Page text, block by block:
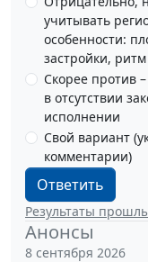
учитывать
особенности:
застройки,
Скорее против
в отсутствии
исполнении
Свой вариант
комментарии)
Ответить
Результаты
Анонсы
8 сентября 2026